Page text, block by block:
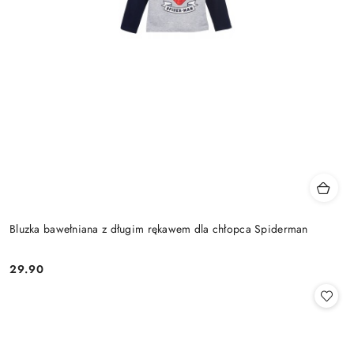
Bluzka bawełniana z długim rękawem dla chłopca Spiderman
Cena:
29.90